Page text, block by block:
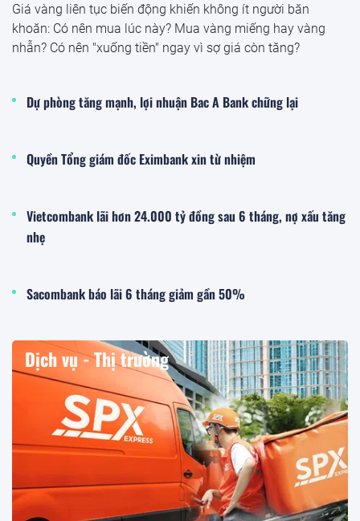
Giá vàng liên tục biến động khiến không ít người băn
khoăn: Có nên mua lúc này? Mua vàng miếng hay vàng
nhẫn? Có nên "xuống tiền" ngay vì sợ giá còn tăng?
Dự phòng tăng mạnh, lợi nhuận Bac A Bank chững lại
Quyền Tổng giám đốc Eximbank xin từ nhiệm
Vietcombank lãi hơn 24.000 tỷ đồng sau 6 tháng, nợ xấu tăng
nhẹ
Sacombank báo lãi 6 tháng giảm gần 50%
Dịch vụ - Thị trường